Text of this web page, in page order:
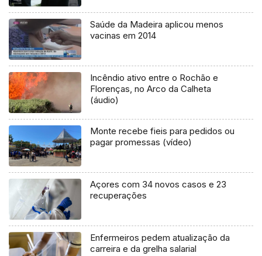
Saúde da Madeira aplicou menos
vacinas em 2014
Incêndio ativo entre o Rochão e
Florenças, no Arco da Calheta
(áudio)
Monte recebe fieis para pedidos ou
pagar promessas (vídeo)
Açores com 34 novos casos e 23
recuperações
Enfermeiros pedem atualização da
carreira e da grelha salarial